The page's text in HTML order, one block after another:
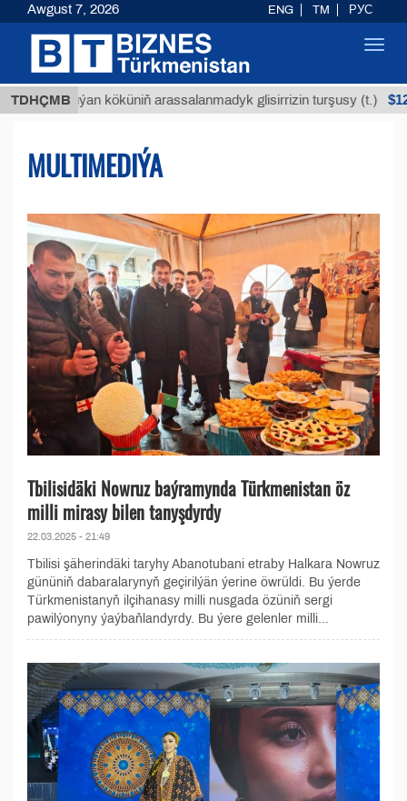
TDHÇMBköküniň arassalanmadyk glisirrizin turşusy (t.) $12935,18
MULTIMEDIÝA
Tbilisidäki Nowruz baýramynda Türkmenistan öz
milli mirasy bilen tanyşdyrdy
22.03.2025 - 21:49
Tbilisi şäherindäki taryhy Abanotubani etraby Halkara Nowruz
gününiň dabaralarynyň geçirilýän ýerine öwrüldi. Bu ýerde
Türkmenistanyň ilçihanasy milli nusgada özüniň sergi
pawilýonyny ýaýbaňlandyrdy. Bu ýere gelenler milli...
Awgust 7, 2026 ENG TM РУС